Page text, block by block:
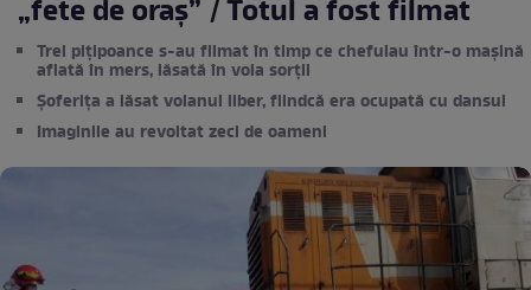
„fete de oraș” / Totul a fost filmat
Trei pițipoance s-au filmat în timp ce chefuiau într-o mașină
aflată în mers, lăsată în voia sorții
Șoferița a lăsat volanul liber, fiindcă era ocupată cu dansul
Imaginile au revoltat zeci de oameni